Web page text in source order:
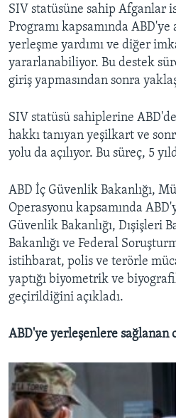
SIV statüsüne sahip Afganlar
Programı kapsamında
yerleşme yardımı ve diğer
yararlanabiliyor. Bu destek
giriş yapmasından sonra
SIV statüsü sahiplerine
hakkı tanıyan yeşilkart ve
yolu da açılıyor. Bu süreç, 5
ABD İç Güvenlik Bakanlığı,
Operasyonu kapsamında
Güvenlik Bakanlığı, Dışişleri
Bakanlığı ve Federal
istihbarat, polis ve terörle
yaptığı biyometrik ve
geçirildiğini açıkladı.
ABD'ye yerleşenlere sağlanan